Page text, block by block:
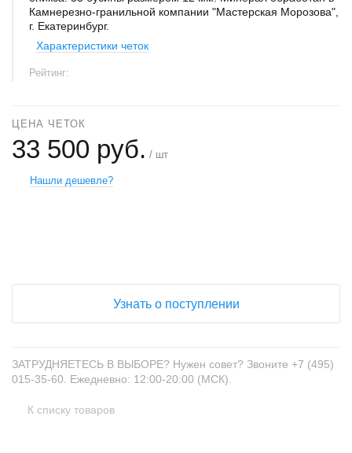
Камнерезно-гранильной компании "Мастерская Морозова",
г. Екатеринбург.
Характеристики четок
Рейтинг:
ЦЕНА ЧЕТОК
33 500 руб. / шт
Нашли дешевле?
Узнать о поступлении
ЗАТРУДНЯЕТЕСЬ В ВЫБОРЕ? Нужен совет? Звоните +7 (495)
015-35-60. Ежедневно: 12:00-20:00 (МСК).
К списку товаров